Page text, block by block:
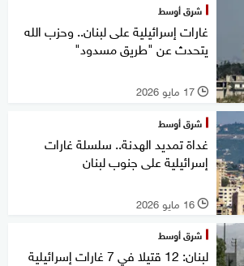
شرق أوسط
غارات إسرائيلية على لبنان.. وحزب الله
يتحدث عن "طريق مسدود"
l 17 مايو 2026
شرق أوسط
غداة تمديد الهدنة.. سلسلة غارات
إسرائيلية على جنوب لبنان
l 16 مايو 2026
شرق أوسط
لبنان: 12 قتيلا في 7 غارات إسرائيلية